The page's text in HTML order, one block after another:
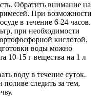
Обратить внимание на
При возможности
в течение 6-24 часов.
при необходимости
кислотой.
воды можно
10-15 г вещества на 1 л
воду в течение суток.
следить за тем,